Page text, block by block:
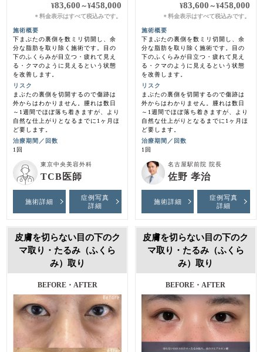
¥83,600 ～¥458,000
＊料金表示はすべて税込みです。
施術概要
下まぶたの裏側を数ミリ切開し、余
分な脂肪を取り除く施術です。目の
下のふくらみが目立つ・疲れて見え
る・クマのように見えるという状態
を改善します。
リスク
まぶたの裏側を切開するので傷跡は
外からはわかりません。腫れは数日
～1週間でほぼ落ち着きますが、より
自然な仕上がりとなるまでに1ヶ月ほ
ど要します。
治療期間／回数
1回
東京中央美容外科
TCB医師
施術詳細
症例写真
詳細
¥83,600 ～¥458,000
＊ 料金表示はすべて税込みです。
施術概要
下まぶたの裏側を数ミリ切開し、余
分な脂肪を取り除く施術です。目の
下のふくらみが目立つ・疲れて見え
る・クマのように見えるという状態
を改善します。
リスク
まぶたの裏側を切開するので傷跡は
外からはわかりません。腫れは数日
～1週間でほぼ落ち着きますが、より
自然な仕上がりとなるまでに1ヶ月ほ
ど要します。
治療期間／回数
1回
名古屋駅前院 院長
佐野 孝治
施術詳細
症例写真
詳細
皮膚を切らない目の下のク
マ取り・たるみ（ふくら
み）取り
BEFORE・AFTER
皮膚を切らない目の下のク
マ取り・たるみ（ふくら
み）取り
BEFORE・AFTER